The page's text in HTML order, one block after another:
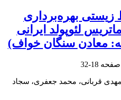
زیستی بهره‌برداری
لئوپولد ایرانی
معادن سنگان خواف)
18-32
مهدی قربانی، محمد جعفری، سجاد